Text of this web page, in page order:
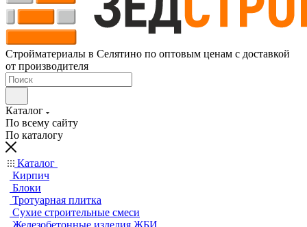
Стройматериалы в Селятино по оптовым ценам с доставкой
от производителя
Каталог
По всему сайту
По каталогу
Каталог
Кирпич
Блоки
Тротуарная плитка
Сухие строительные смеси
Железобетонные изделия ЖБИ